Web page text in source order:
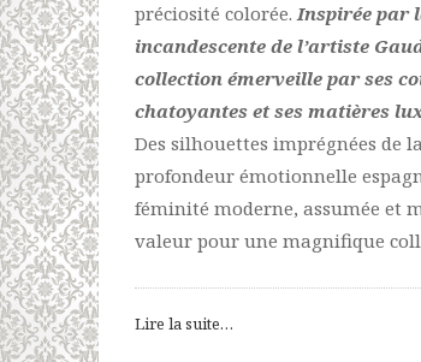
préciosité colorée.Inspirée par
incandescente de l’artiste
collection émerveille par ses
chatoyantes et ses matières
Des silhouettes imprégnées de la
profondeur émotionnelle
féminité moderne, assumée et
valeur pour une magnifique
Lire la suite…